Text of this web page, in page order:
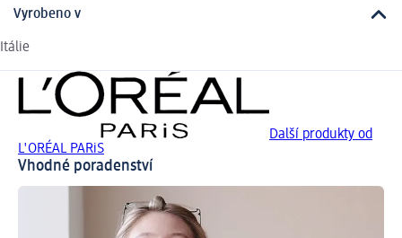
Vyrobeno v
Itálie
Další produkty od
L'ORÉAL PARiS
Vhodné poradenství